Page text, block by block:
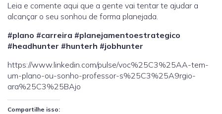
Leia e comente aqui que a gente vai tentar te ajudar a
alcançar o seu sonhou de forma planejada.
#plano #carreira #planejamentoestrategico
#headhunter #hunterh #jobhunter
https://www.linkedin.com/pulse/voc%25C3%25AA-tem-
um-plano-ou-sonho-professor-s%25C3%25A9rgio-
ara%25C3%25BAjo
Compartilhe isso: